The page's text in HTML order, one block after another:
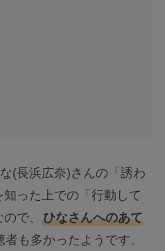
(長浜広奈)さんの「誘わ
った上での「行動して
で、 ひなさんへのあて
も多かったようです。